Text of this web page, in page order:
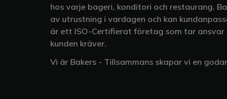
hos varje bageri, konditori och restaurang.
av utrustning i vardagen och kan
är ett ISO-Certifierat företag som tar ansvar
kunden kräver.
Vi är Bakers - Tillsammans skapar vi en